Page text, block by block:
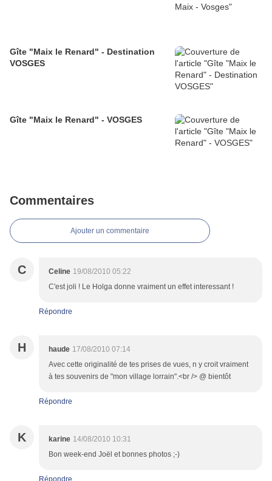
Gîte "Maix le Renard" - Destination
VOSGES
Gîte "Maix le Renard" - VOSGES
Commentaires
Ajouter un commentaire
C Celine 19/08/2010 05:22
C'est joli ! Le Holga donne vraiment un effet interessant !
Répondre
H haude 17/08/2010 07:14
Avec cette originalité de tes prises de vues, n y croit vraiment
à tes souvenirs de "mon village lorrain".<br /> @ bientôt
Répondre
K karine 14/08/2010 10:31
Bon week-end Joël et bonnes photos ;-)
Répondre